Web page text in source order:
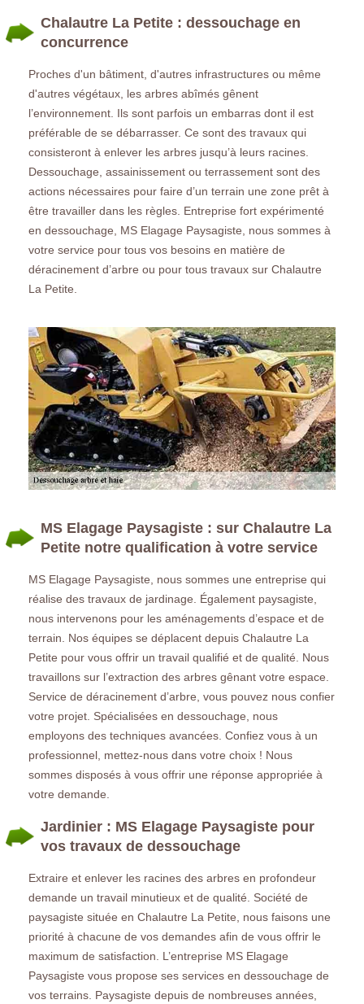
Chalautre La Petite : dessouchage en
concurrence
Proches d'un bâtiment, d'autres infrastructures ou même
d'autres végétaux, les arbres abîmés gênent
l’environnement. Ils sont parfois un embarras dont il est
préférable de se débarrasser. Ce sont des travaux qui
consisteront à enlever les arbres jusqu’à leurs racines.
Dessouchage, assainissement ou terrassement sont des
actions nécessaires pour faire d’un terrain une zone prêt à
être travailler dans les règles. Entreprise fort expérimenté
en dessouchage, MS Elagage Paysagiste, nous sommes à
votre service pour tous vos besoins en matière de
déracinement d’arbre ou pour tous travaux sur Chalautre
La Petite.
MS Elagage Paysagiste : sur Chalautre La
Petite notre qualification à votre service
MS Elagage Paysagiste, nous sommes une entreprise qui
réalise des travaux de jardinage. Également paysagiste,
nous intervenons pour les aménagements d’espace et de
terrain. Nos équipes se déplacent depuis Chalautre La
Petite pour vous offrir un travail qualifié et de qualité. Nous
travaillons sur l’extraction des arbres gênant votre espace.
Service de déracinement d’arbre, vous pouvez nous confier
votre projet. Spécialisées en dessouchage, nous
employons des techniques avancées. Confiez vous à un
professionnel, mettez-nous dans votre choix ! Nous
sommes disposés à vous offrir une réponse appropriée à
votre demande.
Jardinier : MS Elagage Paysagiste pour
vos travaux de dessouchage
Extraire et enlever les racines des arbres en profondeur
demande un travail minutieux et de qualité. Société de
paysagiste située en Chalautre La Petite, nous faisons une
priorité à chacune de vos demandes afin de vous offrir le
maximum de satisfaction. L’entreprise MS Elagage
Paysagiste vous propose ses services en dessouchage de
vos terrains. Paysagiste depuis de nombreuses années,